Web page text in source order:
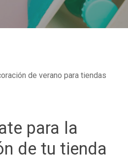
de verano para tiendas
para la
de tu tienda